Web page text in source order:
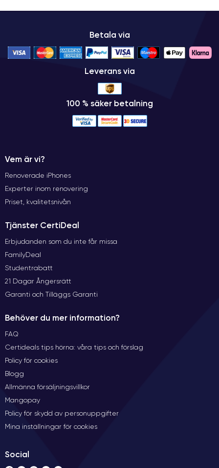
Betala via
Leverans via
100 % säker betalning
Vem är vi?
Renoverade iPhones
Experter inom renovering
Priset, kvalitetsnivån
Tjänster CertiDeal
Erbjudanden som du inte får missa
FamilyDeal
Studentrabatt
21 Dagar Ångersrätt
Garanti och Tilläggs Garanti
Behöver du mer information?
FAQ
Certideals tips hörna: våra tips och förslag
Policy för cookies
Blogg
Allmänna försäljningsvillkor
Mangopay
Policy för skydd av personuppgifter
Mina inställningar för cookies
Social